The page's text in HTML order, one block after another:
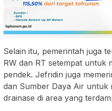
Selain itu, pemerintah juga
RW dan RT setempat untuk
pendek. Jefridin juga
dan Sumber Daya Air untuk
drainase di area yang